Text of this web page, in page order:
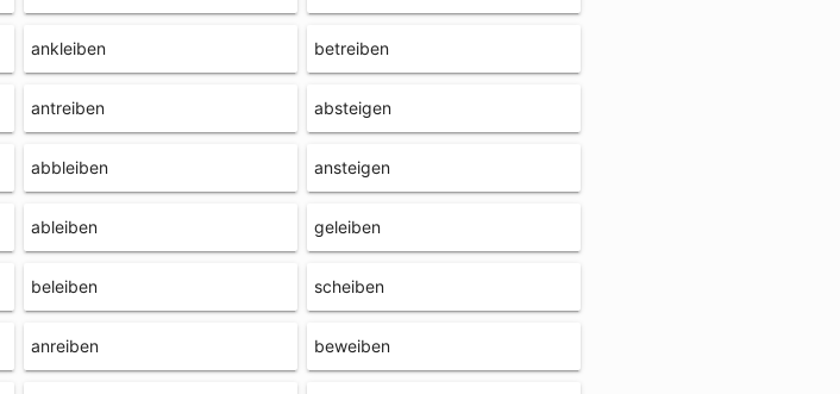
ankleiben betreiben
antreiben absteigen
abbleiben ansteigen
ableiben geleiben
beleiben scheiben
anreiben beweiben